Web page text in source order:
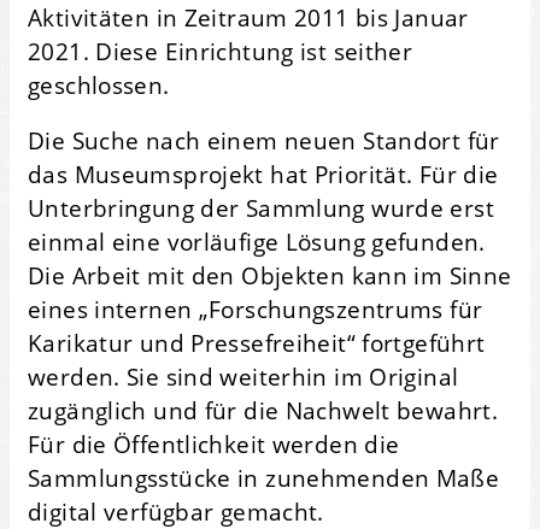
Aktivitäten in Zeitraum 2011 bis Januar
2021. Diese Einrichtung ist seither
geschlossen.
Die Suche nach einem neuen Standort für
das Museumsprojekt hat Priorität. Für die
Unterbringung der Sammlung wurde erst
einmal eine vorläufige Lösung gefunden.
Die Arbeit mit den Objekten kann im Sinne
eines internen „Forschungszentrums für
Karikatur und Pressefreiheit“ fortgeführt
werden. Sie sind weiterhin im Original
zugänglich und für die Nachwelt bewahrt.
Für die Öffentlichkeit werden die
Sammlungsstücke in zunehmenden Maße
digital verfügbar gemacht.